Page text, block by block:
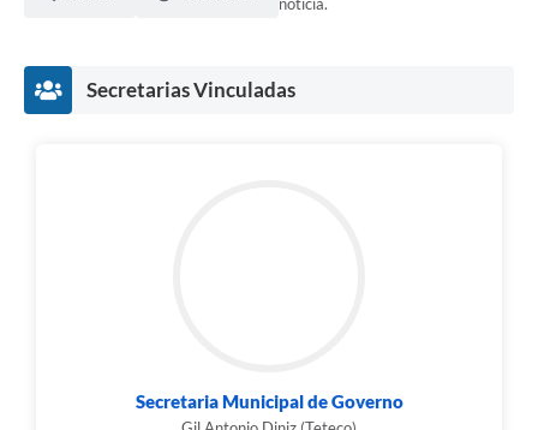
Secretarias Vinculadas
Secretaria Municipal de Governo